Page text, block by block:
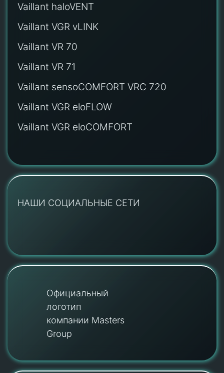
Vaillant haloVENT
Vaillant VGR vLINK
Vaillant VR 70
Vaillant VR 71
Vaillant sensoCOMFORT VRC 720
Vaillant VGR eloFLOW
Vaillant VGR eloCOMFORT
НАШИ СОЦИАЛЬНЫЕ СЕТИ
Официальный
логотип
компании Masters
Group